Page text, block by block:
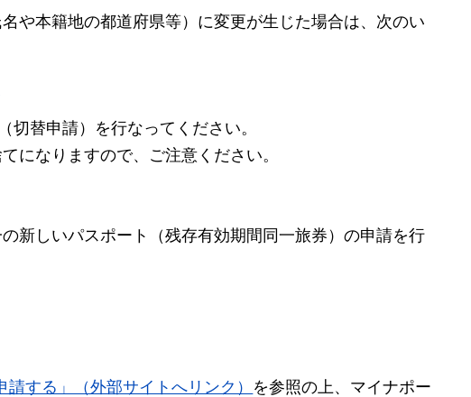
や本籍地の都道府県等）に変更が生じた場合は、次のい
替申請）を行なってください。
になりますので、ご注意ください。
新しいパスポート（残存有効期間同一旅券）の申請を行
する」（外部サイトへリンク） を参照の上、マイナポー